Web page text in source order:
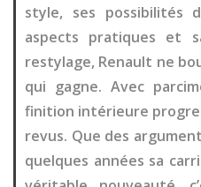
style, ses possibilités
aspects pratiques et
restylage, Renault ne
qui gagne. Avec
finition intérieure
revus. Que des
quelques années sa